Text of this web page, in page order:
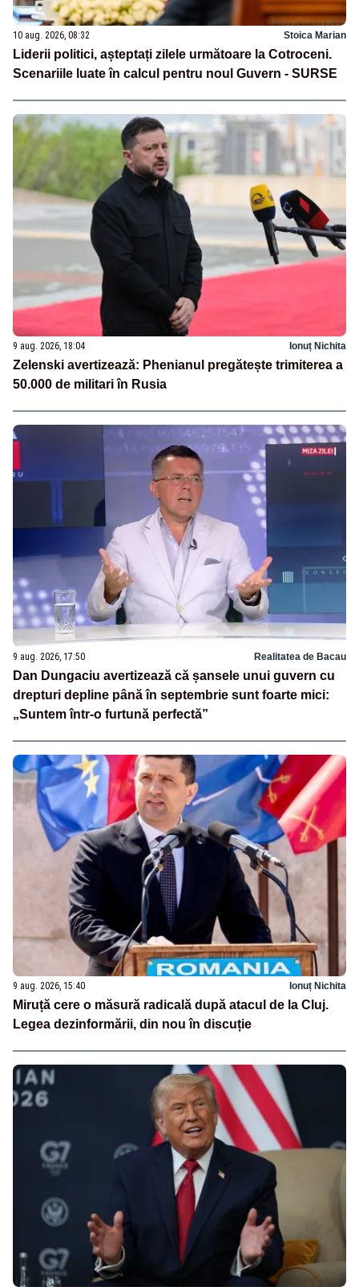
10 aug. 2026, 08:32 Stoica Marian
Liderii politici, așteptați zilele următoare la Cotroceni.
Scenariile luate în calcul pentru noul Guvern - SURSE
9 aug. 2026, 18:04 Ionuț Nichita
Zelenski avertizează: Phenianul pregătește trimiterea a
50.000 de militari în Rusia
9 aug. 2026, 17:50 Realitatea de Bacau
Dan Dungaciu avertizează că șansele unui guvern cu
drepturi depline până în septembrie sunt foarte mici:
„Suntem într-o furtună perfectă”
9 aug. 2026, 15:40 Ionuț Nichita
Miruță cere o măsură radicală după atacul de la Cluj.
Legea dezinformării, din nou în discuție